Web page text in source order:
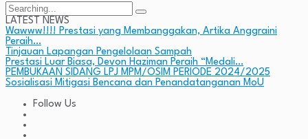
Search
for:
LATEST NEWS
Wawww!!!! Prestasi yang Membanggakan, Artika Anggraini
Peraih…
Tinjauan Lapangan Pengelolaan Sampah
Prestasi Luar Biasa, Devon Haziman Peraih “Medali…
PEMBUKAAN SIDANG LPJ MPM/OSIM PERIODE 2024/2025
Sosialisasi Mitigasi Bencana dan Penandatanganan MoU
Follow Us